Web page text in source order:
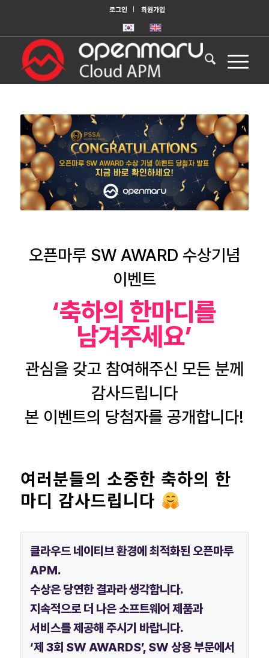
로그인 회원가입
오픈마루 SW AWARD 수상기념
이벤트
‘축하의 한마디를
남겨주세요’
관심을 갖고 참여해주신 모든 분께
감사드립니다
본 이벤트의 당첨자를 공개합니다!
여러분들의 소중한 축하의 한
마디 감사드립니다
클라우드 네이티브 환경에 최적화된 오픈마루
APM.
수상은 당연한 결과라 생각합니다.
지속적으로 더 나은 소프트웨어 제품과
서비스를 제공해 주시기 바랍니다.
‘제 3회 SW AWARDS’, SW 상용 부문에서